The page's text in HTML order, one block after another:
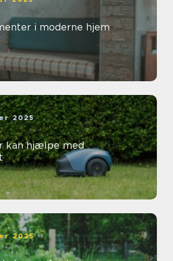
i moderne hjem
2025
kan hjælpe med
2025